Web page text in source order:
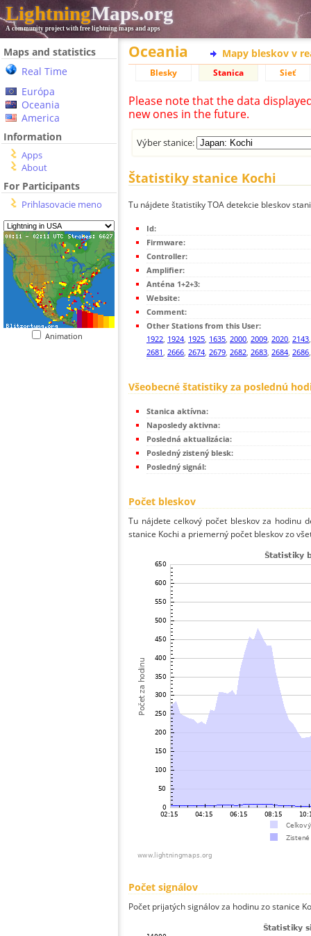
LightningMaps.org
A community project with free lightning maps and apps
Maps and statistics
Real Time
Európa
Oceania
America
Information
Apps
About
For Participants
Prihlasovacie meno
Animation
Oceania Mapy bleskov v
Blesky Stanica Sieť
Please note that the data
new ones in the future.
Výber stanice:
Štatistiky stanice Kochi
Tu nájdete štatistiky TOA detekcie bleskov
Id:
Firmware:
Controller:
Amplifier:
Anténa 1+2+3:
Website:
Comment:
Other Stations from this User:
1922, 1924, 1925, 1635, 2000, 2009, 2020, 2143
2681, 2666, 2674, 2679, 2682, 2683, 2684, 2686
Všeobecné štatistiky za poslednú
Stanica aktívna:
Naposledy aktivna:
Posledná aktualizácia:
Posledný zistený blesk:
Posledný signál:
Počet bleskov
Tu nájdete celkový počet bleskov za hodinu
stanice Kochi a priemerný počet bleskov zo
Počet signálov
Počet prijatých signálov za hodinu zo stanice